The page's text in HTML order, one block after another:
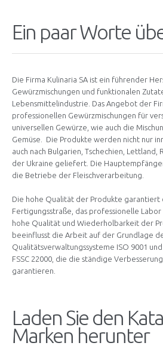
Ein paar Worte
Die Firma Kulinaria SA ist ein führender
Gewürzmischungen und funktionalen
Lebensmittelindustrie. Das Angebot der
professionellen Gewürzmischungen für
universellen Gewürze, wie auch die
Gemüse. Die Produkte werden nicht nur
auch nach Bulgarien, Tschechien, Lettland,
der Ukraine geliefert. Die
die Betriebe der Fleischverarbeitung.
Die hohe Qualität der Produkte garantiert
Fertigungsstraße, das professionelle Labor
hohe Qualität und Wiederholbarkeit der
beeinflusst die Arbeit auf der Grundlage
Qualitätsverwaltungssysteme ISO 9001
FSSC 22000, die die ständige
garantieren.
Laden Sie den
Marken herunter